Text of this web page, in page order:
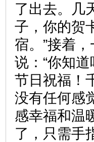
了出去。几
子，你的贺
宿。”接着
说：“你知
节日祝福！
没有任何感
感幸福和温
了，只需手